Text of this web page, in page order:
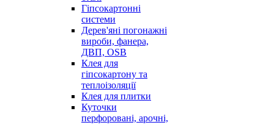
Гіпсокартонні
системи
Дерев'яні погонажні
вироби, фанера,
ДВП, OSB
Клея для
гіпсокартону та
теплоізоляції
Клея для плитки
Куточки
перфоровані, арочні,